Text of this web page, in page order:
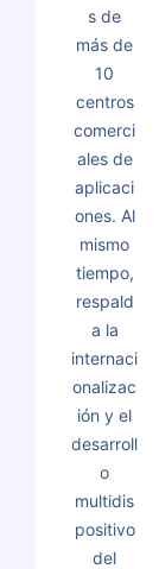
s de
más de
10
centros
comerci
ales de
aplicaci
ones. Al
mismo
tiempo,
respald
a la
internaci
onalizac
ión y el
desarroll
o
multidis
positivo
del